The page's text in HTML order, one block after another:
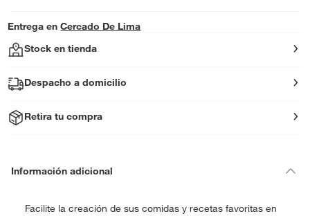
Entrega en Cercado De Lima
Stock en tienda
Despacho a domicilio
Retira tu compra
Información adicional
Facilite la creación de sus comidas y recetas favoritas en